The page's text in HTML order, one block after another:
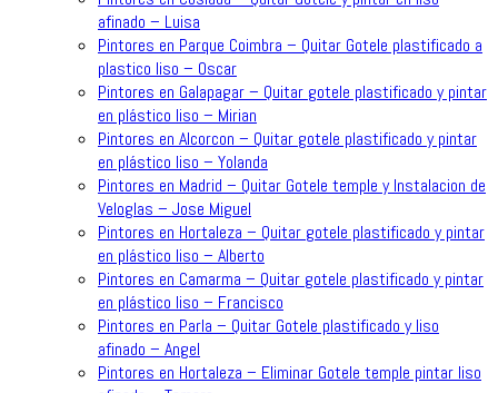
afinado – Luisa
Pintores en Parque Coimbra – Quitar Gotele plastificado a
plastico liso – Oscar
Pintores en Galapagar – Quitar gotele plastificado y pintar
en plástico liso – Mirian
Pintores en Alcorcon – Quitar gotele plastificado y pintar
en plástico liso – Yolanda
Pintores en Madrid – Quitar Gotele temple y Instalacion de
Veloglas – Jose Miguel
Pintores en Hortaleza – Quitar gotele plastificado y pintar
en plástico liso – Alberto
Pintores en Camarma – Quitar gotele plastificado y pintar
en plástico liso – Francisco
Pintores en Parla – Quitar Gotele plastificado y liso
afinado – Angel
Pintores en Hortaleza – Eliminar Gotele temple pintar liso